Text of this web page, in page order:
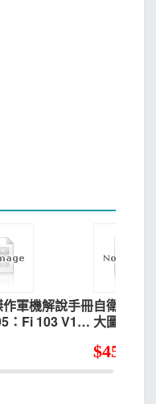
軍機解說手冊
：Fi 103 V1火
自衛隊陸
大圖鑑專
$450